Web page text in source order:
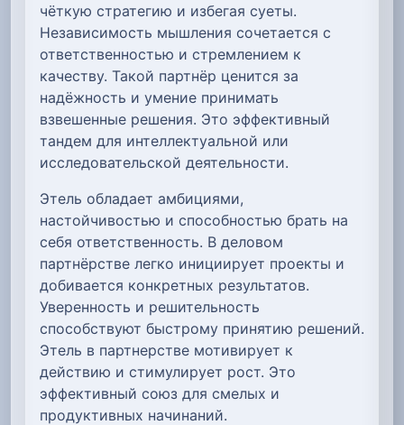
чёткую стратегию и избегая суеты.
Независимость мышления сочетается с
ответственностью и стремлением к
качеству. Такой партнёр ценится за
надёжность и умение принимать
взвешенные решения. Это эффективный
тандем для интеллектуальной или
исследовательской деятельности.
Этель обладает амбициями,
настойчивостью и способностью брать на
себя ответственность. В деловом
партнёрстве легко инициирует проекты и
добивается конкретных результатов.
Уверенность и решительность
способствуют быстрому принятию решений.
Этель в партнерстве мотивирует к
действию и стимулирует рост. Это
эффективный союз для смелых и
продуктивных начинаний.